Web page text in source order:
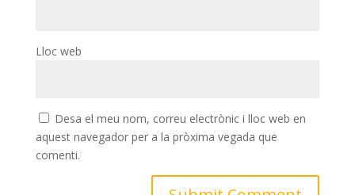
Lloc web
Desa el meu nom, correu electrònic i lloc web en
aquest navegador per a la pròxima vegada que
comenti.